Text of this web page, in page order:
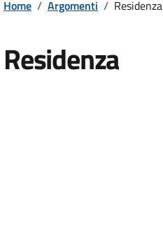
Home / Argomenti / Residenza
Residenza